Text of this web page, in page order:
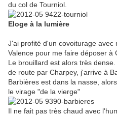
du col de Tourniol.
Eloge à la lumière
J'ai profité d'un covoiturage avec
Valence pour me faire déposer à
Le brouillard est alors très
de route par Charpey, j'arrive à
Barbières est dans la nasse,
le virage "de la vierge"
Il ne fait pas très chaud avec